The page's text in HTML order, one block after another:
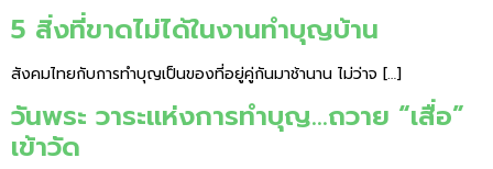
5 สิ่งที่ขาดไม่ได้ในงานทำบุญบ้าน
สังคมไทยกับการทำบุญเป็นของที่อยู่คู่กันมาช้านาน ไม่ว่าจ […]
วันพระ วาระแห่งการทำบุญ…ถวาย “เสื่อ”
เข้าวัด